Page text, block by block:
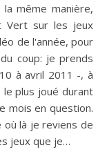
même manière,
Vert sur les jeux
de l'année, pour
coup: je prends
à avril 2011 -, à
le plus joué durant
mois en question.
où là je reviens de
jeux que je…